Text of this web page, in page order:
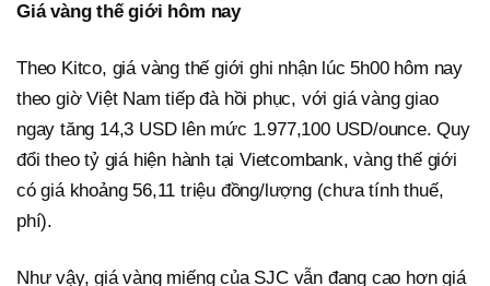
Giá vàng thế giới hôm nay
Theo Kitco, giá vàng thế giới ghi nhận lúc 5h00 hôm nay
theo giờ Việt Nam tiếp đà hồi phục, với giá vàng giao
ngay tăng 14,3 USD lên mức 1.977,100 USD/ounce. Quy
đổi theo tỷ giá hiện hành tại Vietcombank, vàng thế giới
có giá khoảng 56,11 triệu đồng/lượng (chưa tính thuế,
phí).
Như vậy, giá vàng miếng của SJC vẫn đang cao hơn giá